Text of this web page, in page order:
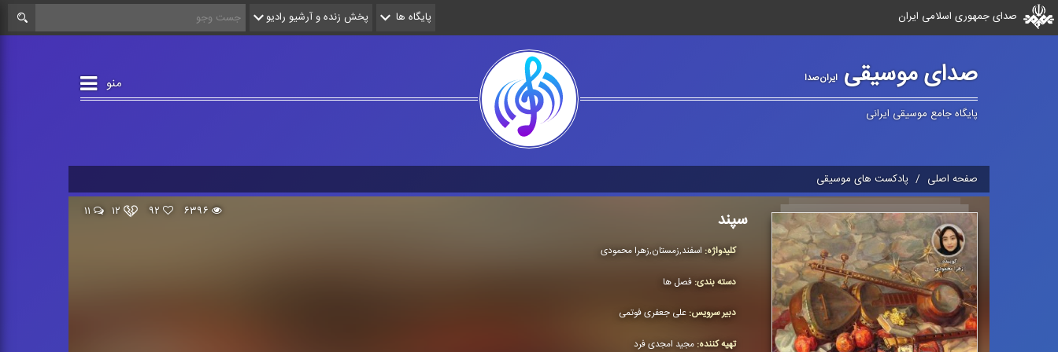
صدای جمهوری اسلامی ایران پایگاه ها پخش زنده و آرشیو رادیو
صدای موسیقیایران‌صدا منو
پایگاه جامع موسیقی ایرانی
صفحه اصلی
پادکست های موسیقی
۶۳۹۶
۹۲ ۱۲ ۱۱ سپند
كلیدواژه: اسفند,زمستان,زهرا محمودی
دسته بندی:فصل ها
دبیر سرویس:علی جعفری فوتمی
تهیه کننده:مجید امجدی فرد